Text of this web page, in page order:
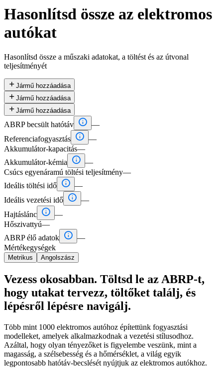
Hasonlítsd össze az elektromos
autókat
Hasonlítsd össze a műszaki adatokat, a töltést és az útvonal
teljesítményét
 Jármű hozzáadása
 Jármű hozzáadása
 Jármű hozzáadása
ABRP becsült hatótáv  —
Referenciafogyasztás  —
Akkumulátor-kapacitás—
Akkumulátor-kémia
 —
Csúcs egyenáramú töltési teljesítmény—
Ideális töltési idő  —
Ideális vezetési idő  —
Hajtáslánc  —
Hőszivattyú—
ABRP élő adatok  —
Mértékegységek
Metrikus Angolszász
Vezess okosabban. Töltsd le az ABRP-t,
hogy utakat tervezz, töltőket találj, és
lépésről lépésre navigálj.
Több mint 1000 elektromos autóhoz építettünk fogyasztási
modelleket, amelyek alkalmazkodnak a vezetési stílusodhoz.
Azáltal, hogy olyan tényezőket is figyelembe veszünk, mint a
magasság, a szélsebesség és a hőmérséklet, a világ egyik
legpontosabb hatótáv-becslését nyújtjuk az elektromos autókhoz.